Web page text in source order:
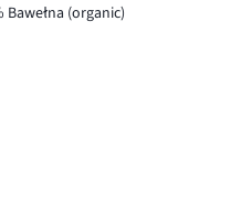
Bawełna (organic)